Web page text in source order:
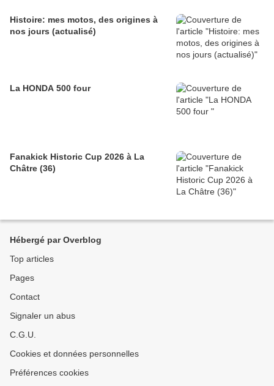
Histoire: mes motos, des origines à
nos jours (actualisé)
La HONDA 500 four
Fanakick Historic Cup 2026 à La
Châtre (36)
Hébergé par Overblog
Top articles
Pages
Contact
Signaler un abus
C.G.U.
Cookies et données personnelles
Préférences cookies